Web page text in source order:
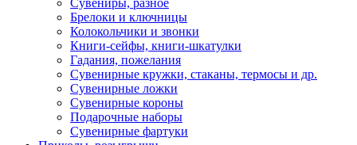
Брелоки и ключницы
Колокольчики и звонки
Книги-сейфы, книги-шкатулки
Гадания, пожелания
Сувенирные кружки, стаканы, термосы и др.
Сувенирные ложки
Сувенирные короны
Подарочные наборы
Сувенирные фартуки